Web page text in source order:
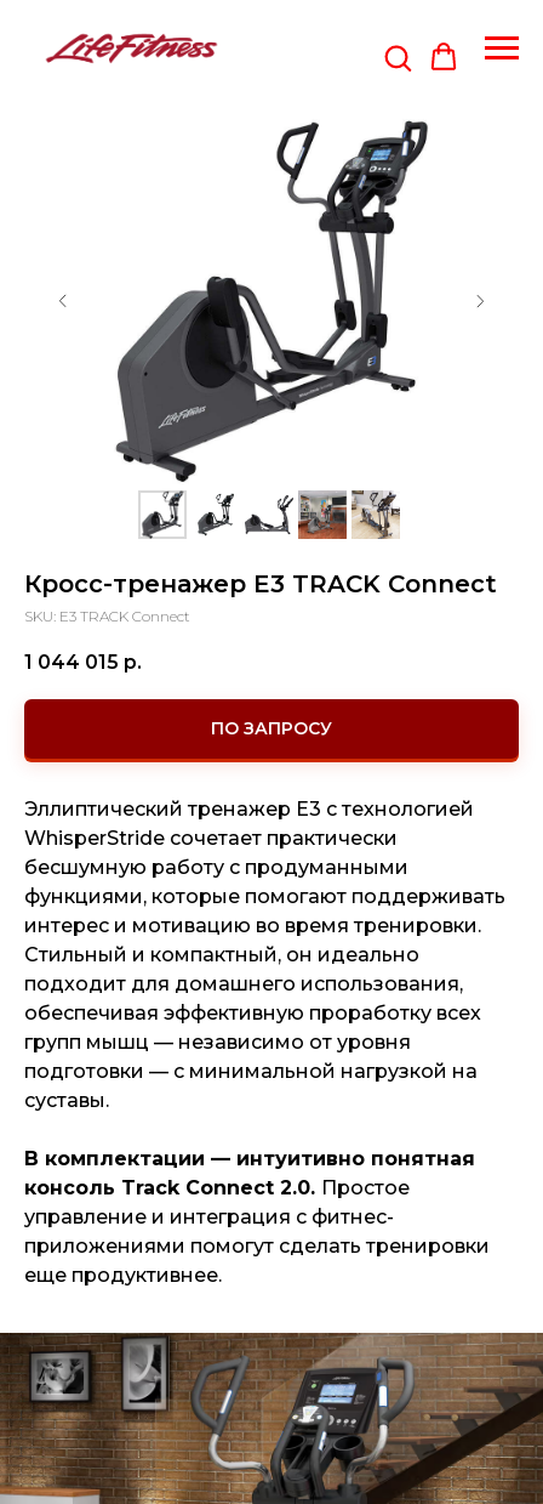
Кросс-тренажер E3 TRACK Connect
SKU: E3 TRACK Connect
1 044 015 р.
ПО ЗАПРОСУ
Эллиптический тренажер E3 с технологией
WhisperStride сочетает практически
бесшумную работу с продуманными
функциями, которые помогают поддерживать
интерес и мотивацию во время тренировки.
Стильный и компактный, он идеально
подходит для домашнего использования,
обеспечивая эффективную проработку всех
групп мышц — независимо от уровня
подготовки — с минимальной нагрузкой на
суставы.
В комплектации — интуитивно понятная
консоль Track Connect 2.0. Простое
управление и интеграция с фитнес-
приложениями помогут сделать тренировки
еще продуктивнее.